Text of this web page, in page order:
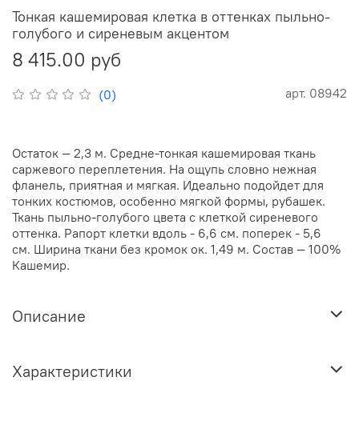
(0) арт. 08942
Тонкая кашемировая клетка в оттенках пыльно-
голубого и сиреневым акцентом
8 415.00 руб
Остаток — 2,3 м. Средне-тонкая кашемировая ткань
саржевого переплетения. На ощупь словно нежная
фланель, приятная и мягкая. Идеально подойдет для
тонких костюмов, особенно мягкой формы, рубашек.
Ткань пыльно-голубого цвета с клеткой сиреневого
оттенка. Рапорт клетки вдоль - 6,6 см. поперек - 5,6
см. Ширина ткани без кромок ок. 1,49 м. Состав — 100%
Кашемир.
Описание
Характеристики